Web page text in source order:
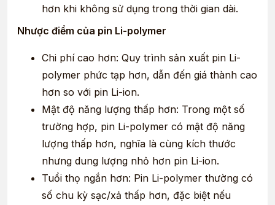
hơn khi không sử dụng trong thời gian dài.
Nhược điểm của pin Li-polymer
Chi phí cao hơn: Quy trình sản xuất pin Li-
polymer phức tạp hơn, dẫn đến giá thành cao
hơn so với pin Li-ion.
Mật độ năng lượng thấp hơn: Trong một số
trường hợp, pin Li-polymer có mật độ năng
lượng thấp hơn, nghĩa là cùng kích thước
nhưng dung lượng nhỏ hơn pin Li-ion.
Tuổi thọ ngắn hơn: Pin Li-polymer thường có
số chu kỳ sạc/xả thấp hơn, đặc biệt nếu